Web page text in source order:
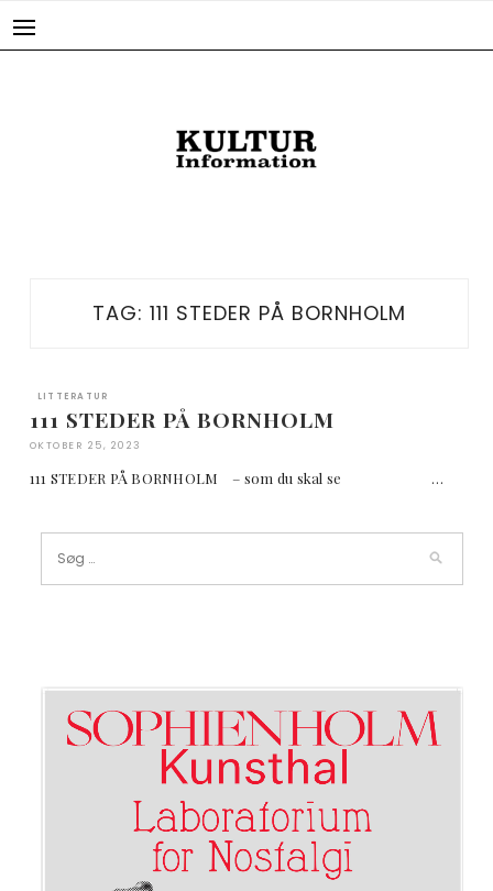
TAG: 111 STEDER PÅ BORNHOLM
LITTERATUR
111 STEDER PÅ BORNHOLM
OKTOBER 25, 2023
111 STEDER PÅ BORNHOLM – som du skal se …